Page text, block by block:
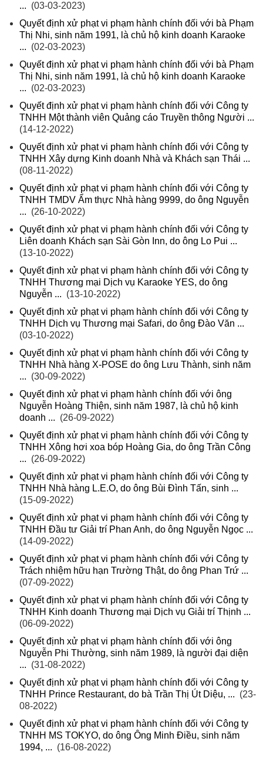
... (03-03-2023)
Quyết định xử phạt vi phạm hành chính đối với bà Phạm
Thị Nhi, sinh năm 1991, là chủ hộ kinh doanh Karaoke
... (02-03-2023)
Quyết định xử phạt vi phạm hành chính đối với bà Phạm
Thị Nhi, sinh năm 1991, là chủ hộ kinh doanh Karaoke
... (02-03-2023)
Quyết định xử phạt vi phạm hành chính đối với Công ty
TNHH Một thành viên Quảng cáo Truyền thông Người ...
(14-12-2022)
Quyết định xử phạt vi phạm hành chính đối với Công ty
TNHH Xây dựng Kinh doanh Nhà và Khách sạn Thái ...
(08-11-2022)
Quyết định xử phạt vi phạm hành chính đối với Công ty
TNHH TMDV Ẩm thực Nhà hàng 9999, do ông Nguyễn
... (26-10-2022)
Quyết định xử phạt vi phạm hành chính đối với Công ty
Liên doanh Khách sạn Sài Gòn Inn, do ông Lo Pui ...
(13-10-2022)
Quyết định xử phạt vi phạm hành chính đối với Công ty
TNHH Thương mại Dịch vụ Karaoke YES, do ông
Nguyễn ... (13-10-2022)
Quyết định xử phạt vi phạm hành chính đối với Công ty
TNHH Dịch vụ Thương mại Safari, do ông Đào Văn ...
(03-10-2022)
Quyết định xử phạt vi phạm hành chính đối với Công ty
TNHH Nhà hàng X-POSE do ông Lưu Thành, sinh năm
... (30-09-2022)
Quyết định xử phạt vi phạm hành chính đối với ông
Nguyễn Hoàng Thiện, sinh năm 1987, là chủ hộ kinh
doanh ... (26-09-2022)
Quyết định xử phạt vi phạm hành chính đối với Công ty
TNHH Xông hơi xoa bóp Hoàng Gia, do ông Trần Công
... (26-09-2022)
Quyết định xử phạt vi phạm hành chính đối với Công ty
TNHH Nhà hàng L.E.O, do ông Bùi Đình Tấn, sinh ...
(15-09-2022)
Quyết định xử phạt vi phạm hành chính đối với Công ty
TNHH Đầu tư Giải trí Phan Anh, do ông Nguyễn Ngọc ...
(14-09-2022)
Quyết định xử phạt vi phạm hành chính đối với Công ty
Trách nhiệm hữu hạn Trường Thật, do ông Phan Trứ ...
(07-09-2022)
Quyết định xử phạt vi phạm hành chính đối với Công ty
TNHH Kinh doanh Thương mại Dịch vụ Giải trí Thịnh ...
(06-09-2022)
Quyết định xử phạt vi phạm hành chính đối với ông
Nguyễn Phi Thường, sinh năm 1989, là người đại diện
... (31-08-2022)
Quyết định xử phạt vi phạm hành chính đối với Công ty
TNHH Prince Restaurant, do bà Trần Thị Út Diệu, ... (23-
08-2022)
Quyết định xử phạt vi phạm hành chính đối với Công ty
TNHH MS TOKYO, do ông Ông Minh Điều, sinh năm
1994, ... (16-08-2022)